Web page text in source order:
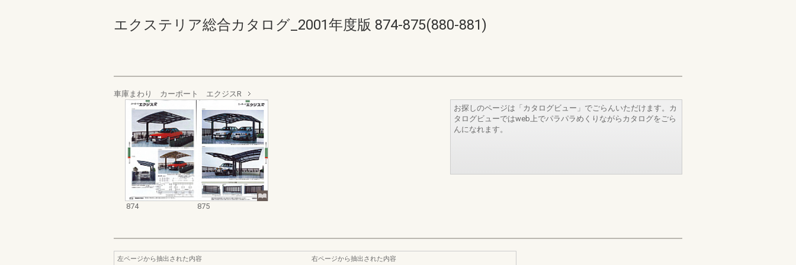
エクステリア総合カタログ_2001年度版 874-875(880-881)
車庫まわり カーポート エクジスR
874 875
お探しのページは「カタログビュー」でごらんいただけます。カ
タログビューではweb上でパラパラめくりながらカタログをごら
んになれます。
左ページから抽出された内容
右ページから抽出された内容